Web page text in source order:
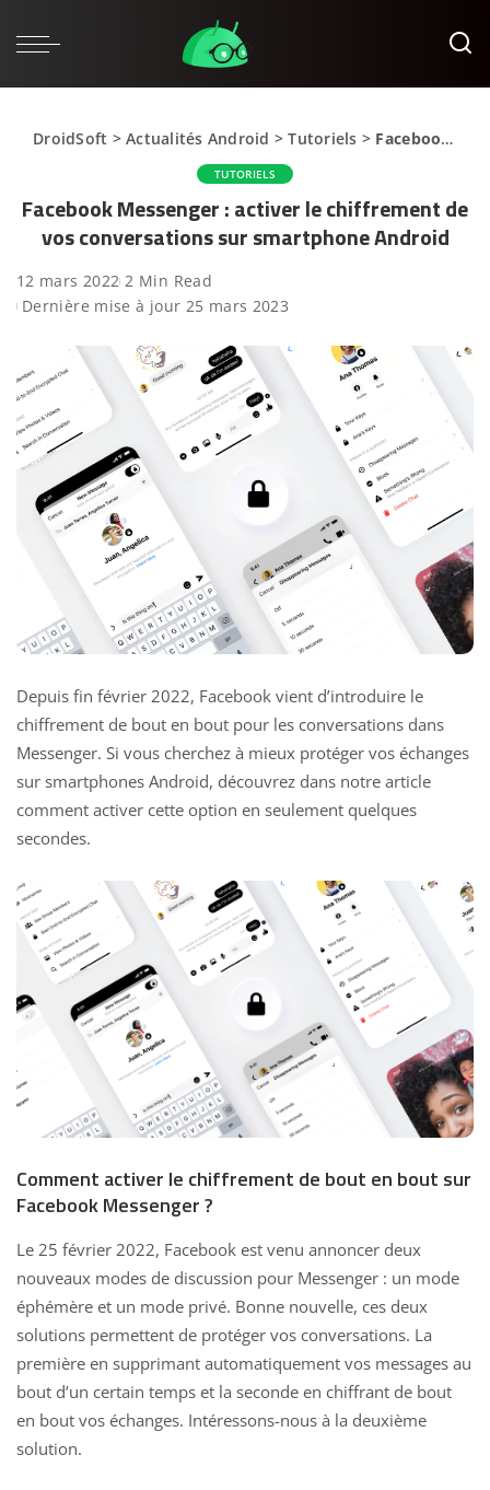
DroidSoft >Actualités Android >Tutoriels > Facebook Messenger : activer le chiffrement de vos conversations sur smartphone Android
TUTORIELS
Facebook Messenger : activer le chiffrement de
vos conversations sur smartphone Android
12 mars 2022 2 Min Read
Dernière mise à jour 25 mars 2023
Depuis fin février 2022, Facebook vient d’introduire le
chiffrement de bout en bout pour les conversations dans
Messenger. Si vous cherchez à mieux protéger vos échanges
sur smartphones Android, découvrez dans notre article
comment activer cette option en seulement quelques
secondes.
Comment activer le chiffrement de bout en bout sur
Facebook Messenger ?
Le 25 février 2022, Facebook est venu annoncer deux
nouveaux modes de discussion pour Messenger : un mode
éphémère et un mode privé. Bonne nouvelle, ces deux
solutions permettent de protéger vos conversations. La
première en supprimant automatiquement vos messages au
bout d’un certain temps et la seconde en chiffrant de bout
en bout vos échanges. Intéressons-nous à la deuxième
solution.